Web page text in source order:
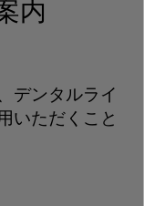
内
デンタルライ
いただくこと